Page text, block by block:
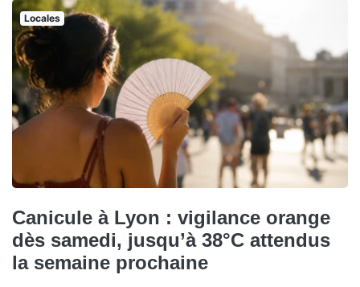
Locales
Canicule à Lyon : vigilance orange
dès samedi, jusqu’à 38°C attendus
la semaine prochaine